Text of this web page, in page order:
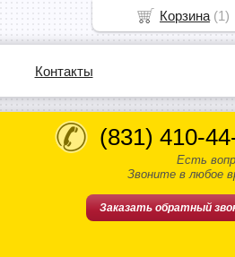
Контакты
(831) 410-
Есть
Звоните в любое
Заказать обратный
Корзина (1)